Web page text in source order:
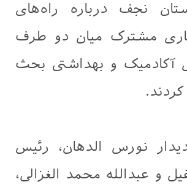
نجف درباره راه‌های
مشترک میان دو طرف
آکادمیک و بهداشتی بحث
نورس الدهان، رئیس
و عبدالله محمد الغزالی،